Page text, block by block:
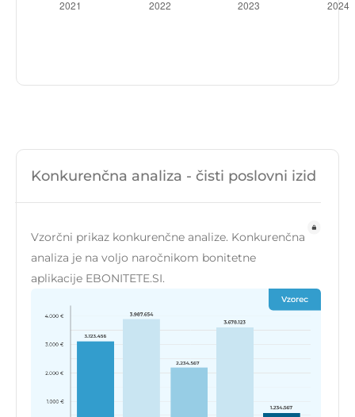
Konkurenčna analiza - čisti poslovni izid
Vzorčni prikaz konkurenčne analize. Konkurenčna
analiza je na voljo naročnikom bonitetne
aplikacije EBONITETE.SI.